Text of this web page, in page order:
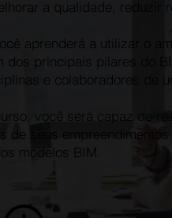
a qualidade,
aprenderá a utilizar o
dos principais pilares do
e colaboradores de
você será capaz de
de seus
modelos BIM.